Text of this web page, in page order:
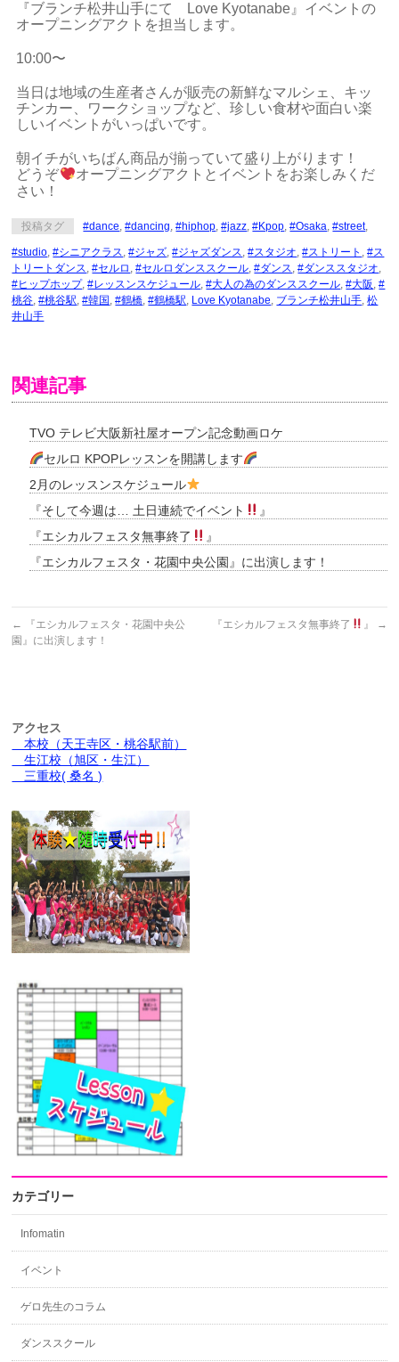
『ブランチ松井山手にて Love Kyotanabe』イベントの
オープニングアクトを担当します。
10:00〜
当日は地域の生産者さんが販売の新鮮なマルシェ、キッ
チンカー、ワークショップなど、珍しい食材や面白い楽
しいイベントがいっぱいです。
朝イチがいちばん商品が揃っていて盛り上がります！
どうぞ
オープニングアクトとイベントをお楽しみくだ
さい！
投稿タグ #dance ,#dancing ,#hiphop ,#jazz ,#Kpop ,#Osaka ,#street,
#studio ,#シニアクラス ,#ジャズ ,#ジャズダンス ,#スタジオ ,#ストリート ,#ス
トリートダンス ,#セルロ ,#セルロダンススクール ,#ダンス ,#ダンススタジオ
#ヒップホップ,#レッスンスケジュール ,#大人の為のダンススクール ,#大阪 ,#
桃谷 ,#桃谷駅 ,#韓国 ,#鶴橋 ,#鶴橋駅 Love Kyotanabe ブランチ松井山手 ,松
井山手
関連記事
TVO テレビ大阪新社屋オープン記念動画ロケ
セルロ KPOPレッスンを開講します
2月のレッスンスケジュール
『そして今週は… 土日連続でイベント
』
『エシカルフェスタ無事終了
』
『エシカルフェスタ・花園中央公園』に出演します！
←
『エシカルフェスタ・花園中央公
園』に出演します！
『エシカルフェスタ無事終了 』 →
アクセス
本校（天王寺区・桃谷駅前）
生江校（旭区・生江）
三重校( 桑名 )
カテゴリー
Infomatin
イベント
ゲロ先生のコラム
ダンススクール